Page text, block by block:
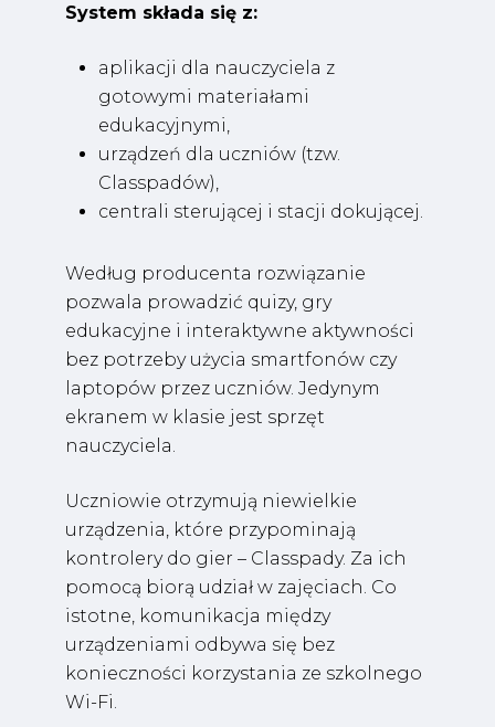
System składa się z:
aplikacji dla nauczyciela z
gotowymi materiałami
edukacyjnymi,
urządzeń dla uczniów (tzw.
Classpadów),
centrali sterującej i stacji dokującej.
Według producenta rozwiązanie
pozwala prowadzić quizy, gry
edukacyjne i interaktywne aktywności
bez potrzeby użycia smartfonów czy
laptopów przez uczniów. Jedynym
ekranem w klasie jest sprzęt
nauczyciela.
Uczniowie otrzymują niewielkie
urządzenia, które przypominają
kontrolery do gier – Classpady. Za ich
pomocą biorą udział w zajęciach. Co
istotne, komunikacja między
urządzeniami odbywa się bez
konieczności korzystania ze szkolnego
Wi-Fi.